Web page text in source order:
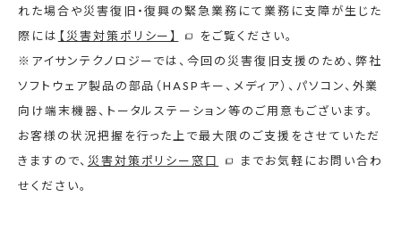
れた場合や災害復旧・復興の緊急業務にて業務に支障が生じた
際には 【災害対策ポリシー】
をご覧ください。
※アイサンテクノロジーでは、今回の災害復旧支援のため、弊社
ソフトウェア製品の部品（HASPキー、メディア）、パソコン、外業
向け端末機器、トータルステーション等のご用意もございます。
お客様の状況把握を行った上で最大限のご支援をさせていただ
きますので、 災害対策ポリシー窓口
までお気軽にお問い合わ
せください。